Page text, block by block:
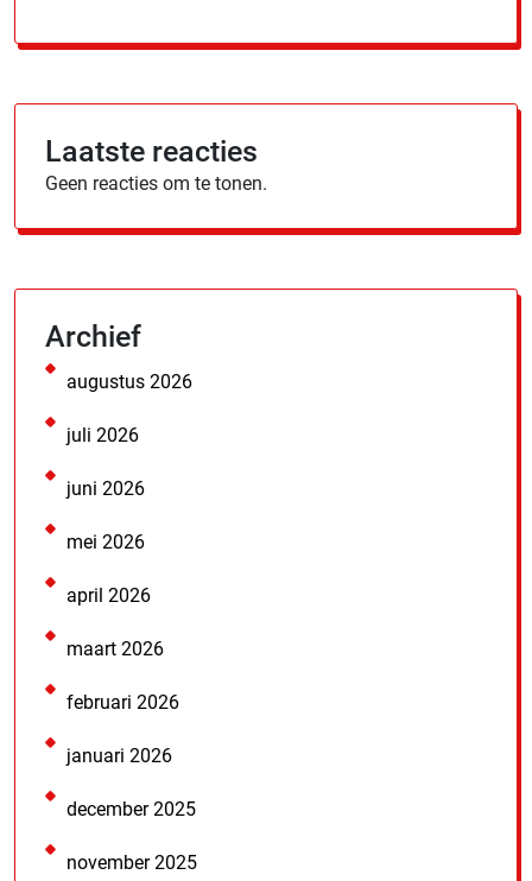
Laatste reacties
Geen reacties om te tonen.
Archief
augustus 2026
juli 2026
juni 2026
mei 2026
april 2026
maart 2026
februari 2026
januari 2026
december 2025
november 2025